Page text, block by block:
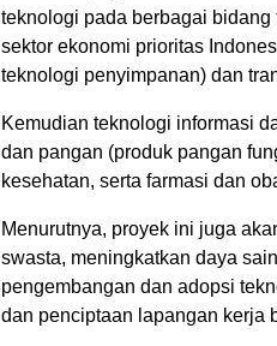
teknologi pada berbagai
sektor ekonomi prioritas
teknologi penyimpanan) dan
Kemudian teknologi informasi
dan pangan (produk pangan
kesehatan, serta farmasi dan
Menurutnya, proyek ini juga
swasta, meningkatkan daya
pengembangan dan adopsi
dan penciptaan lapangan kerja